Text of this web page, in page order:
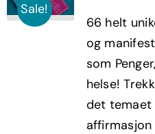
Sale!
var:
66 helt
og
som
helse!
det temaet